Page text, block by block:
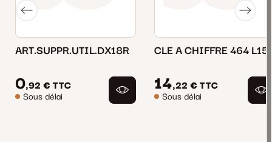
ART.SUPPR.UTIL.DX18R
0,92 € TTC
Sous délai
CLE A CHIFFRE 464
14,22 € TTC
Sous délai